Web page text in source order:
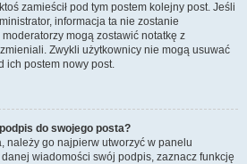
zamieścił pod tym postem kolejny post. Jeśli
informacja ta nie zostanie
mogą zostawić notatkę z
Zwykli użytkownicy nie mogą usuwać
ich postem nowy post.
do swojego posta?
należy go najpierw utworzyć w panelu
wiadomości swój podpis, zaznacz funkcję